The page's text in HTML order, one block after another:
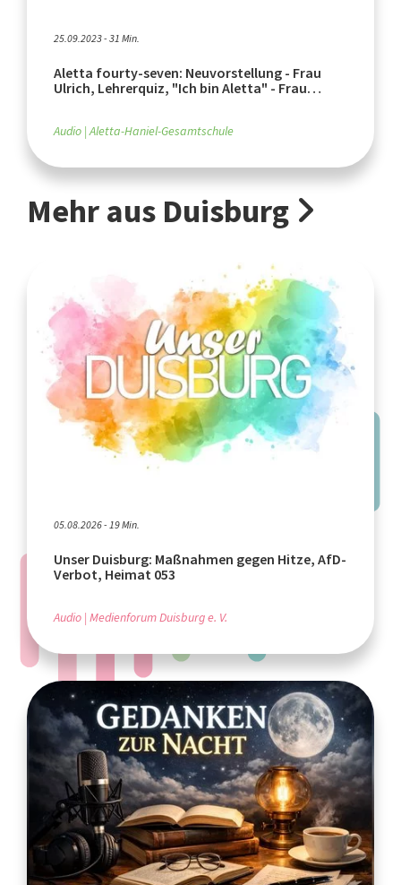
25.09.2023 - 31 Min.
Aletta fourty-seven: Neuvorstellung - Frau
Ulrich, Lehrerquiz, "Ich bin Aletta" - Frau
Audio Aletta-Haniel-Gesamtschule
Mehr aus Duisburg
05.08.2026 - 19 Min.
Unser Duisburg: Maßnahmen gegen Hitze, AfD-
Verbot, Heimat 053
Audio Medienforum Duisburg e. V.